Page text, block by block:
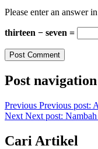
Please enter an answer
thirteen − seven =
Post navigation
Previous Previous post:
Next Next post:
Cari Artikel